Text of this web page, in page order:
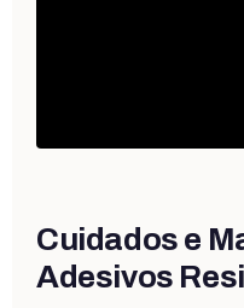
Cuidados e
Adesivos